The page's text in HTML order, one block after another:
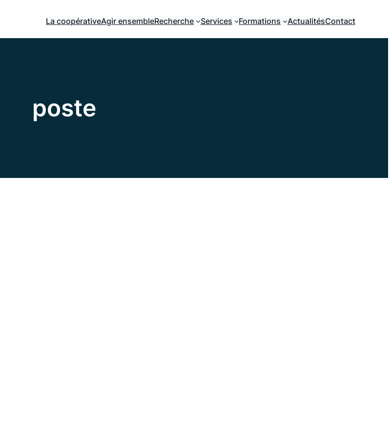
La coopérativeAgir ensembleRecherche Services Formations ActualitésContact
poste